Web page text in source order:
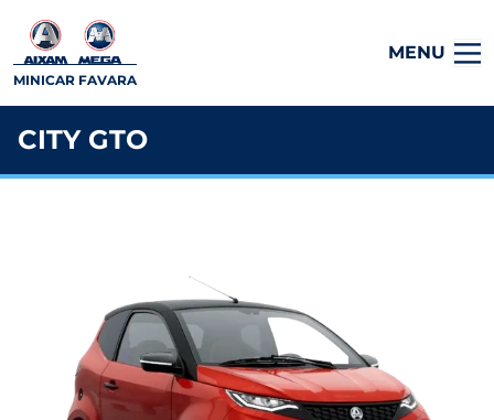
MINICAR FAVARA
MENU
CITY GTO